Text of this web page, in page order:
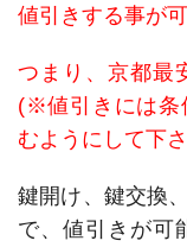
値引きする事が
つまり、京都最
(※値引きには条
むようにして下
鍵開け、鍵交換
で、値引きが可